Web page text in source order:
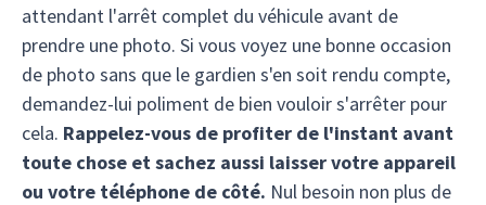
attendant l'arrêt complet du véhicule avant de
prendre une photo. Si vous voyez une bonne occasion
de photo sans que le gardien s'en soit rendu compte,
demandez-lui poliment de bien vouloir s'arrêter pour
cela. Rappelez-vous de profiter de l'instant avant
toute chose et sachez aussi laisser votre appareil
ou votre téléphone de côté. Nul besoin non plus de